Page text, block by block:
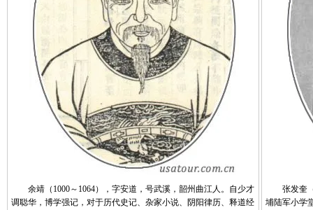
余靖（1000～1064），字安道，号武溪，韶州曲江人。自少才
调聪华，博学强记，对于历代史记、杂家小说、阴阳律历、释道经
张发奎（
埔陆军小学